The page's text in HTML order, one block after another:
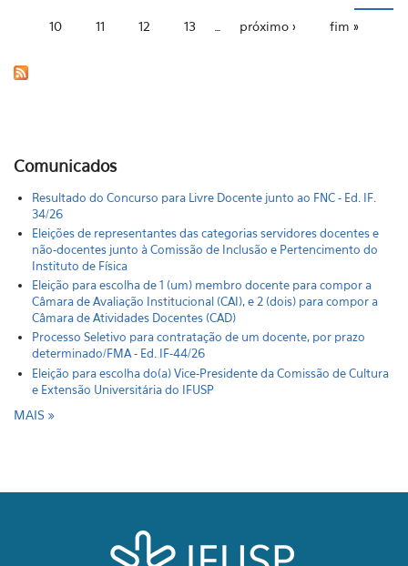
10 11 12 13 próximo › fim »
Comunicados
Resultado do Concurso para Livre Docente junto ao FNC - Ed. IF.
34/26
Eleições de representantes das categorias servidores docentes e
não-docentes junto à Comissão de Inclusão e Pertencimento do
Instituto de Física
Eleição para escolha de 1 (um) membro docente para compor a
Câmara de Avaliação Institucional (CAI), e 2 (dois) para compor a
Câmara de Atividades Docentes (CAD)
Processo Seletivo para contratação de um docente, por prazo
determinado/FMA - Ed. IF-44/26
Eleição para escolha do(a) Vice-Presidente da Comissão de Cultura
e Extensão Universitária do IFUSP
MAIS